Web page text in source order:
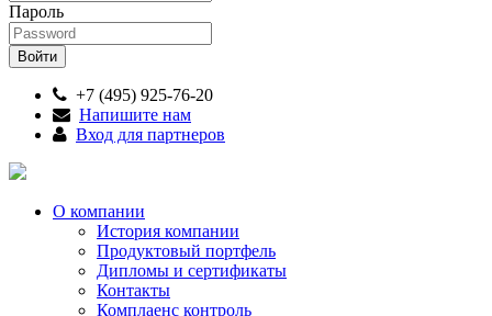
Пароль
+7 (495) 925-76-20
Напишите нам
Вход для партнеров
О компании
История компании
Продуктовый портфель
Дипломы и сертификаты
Контакты
Комплаенс контроль